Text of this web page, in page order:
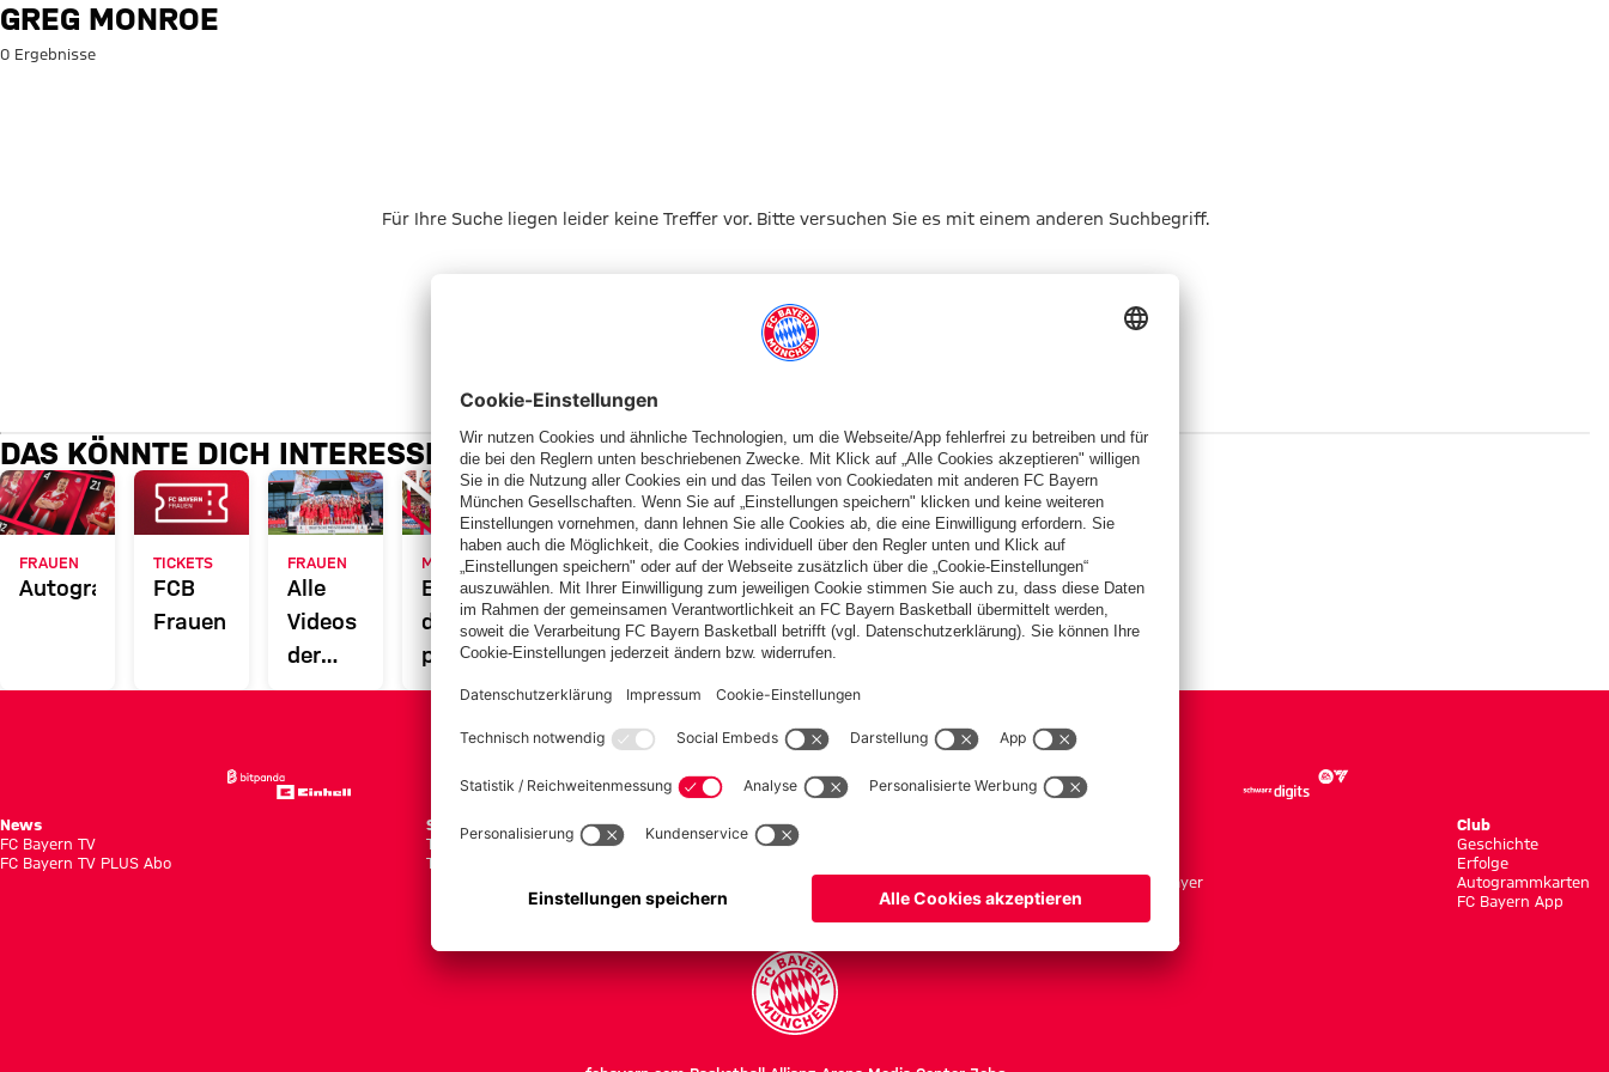
Suche: Greg Monroe
GREG MONROE
0 Ergebnisse
Für Ihre Suche liegen leider keine Treffer vor. Bitte versuchen Sie es mit einem anderen Suchbegriff.
DAS KÖNNTE DICH INTERESSIEREN
FRAUEN
Autogrammkarten
TICKETS
FCB
Frauen
FRAUEN
Alle
Videos
der
Frauenteams
MYFCBAYERN
Entdecke
deinen
persönlichen
Fanbereich
PARTNER
News
FC Bayern TV
FC Bayern TV PLUS Abo
Spiele
Tabellen
Tickets
Teams
Frauen
Herren Teams
Shop by Player
Sale
Accessoires
Club
Geschichte
Erfolge
Autogrammkarten
FC Bayern App